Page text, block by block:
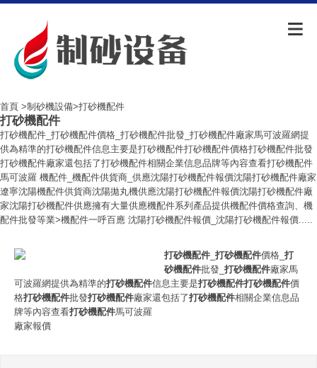
首頁 >制砂機設備>打砂機配件
打砂機配件
打砂機配件_打砂機配件價格_打砂機配件批發_打砂機配件廠家馬可波羅網提
供為精準的打砂機配件信息主要是打砂機配件打砂機配件價格打砂機配件批發
打砂機配件廠家還包括了打砂機配件相關企業信息品牌等內容查看打砂機配件
馬可波羅 機配件_機配件供貨商_供應沈陽打砂機配件報價沈陽打砂機配件廠家
遼寧沈陽機配件供貨商沈陽拋丸機供應沈陽打砂機配件報價沈陽打砂機配件廠
家沈陽打砂機配件供應擁有大量供應機配件系列產品提供機配件價格查詢、機
配件批發等業>機配件一呼百應 沈陽打砂機配件報價_沈陽打砂機配件報價.....
打砂機配件 _打砂機配件價格_打
砂機配件批發_打砂機配件廠家馬
可波羅網提供為精準的打砂機配件信息主要是打砂機配件打砂機配件價
格打砂機配件批發打砂機配件廠家還包括了打砂機配件相關企業信息品
牌等內容查看打砂機配件馬可波羅
廠家報價